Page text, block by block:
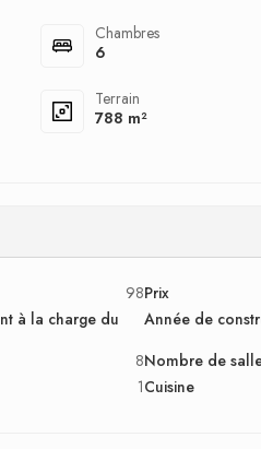
Chambres
6
Terrain
788 m²
98Prix
à la charge du
Année de
8Nombre de
1Cuisine